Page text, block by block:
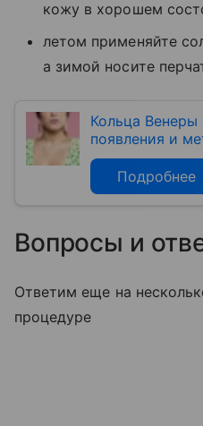
кожу в хорошем
летом применяйте
а зимой носите
Кольца
появления и
Подробнее
Вопросы и
Ответим еще на
процедуре